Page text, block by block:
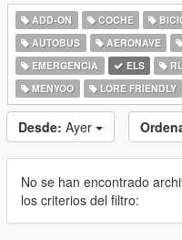
ADD-ON COCHE
AUTOBUS
AERONAVE
EMERGENCIA
ELS
MENYOO
LORE FRIENDLY
Desde: Ayer
No se han encontrado
los criterios del filtro: